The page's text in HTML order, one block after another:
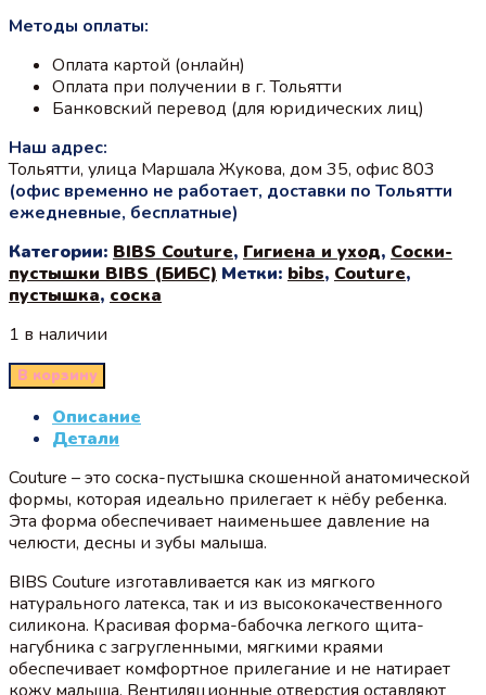
Методы оплаты:
Оплата картой (онлайн)
Оплата при получении в г. Тольятти
Банковский перевод (для юридических лиц)
Наш адрес:
Тольятти, улица Маршала Жукова, дом 35, офис 803
(офис временно не работает, доставки по Тольятти
ежедневные, бесплатные)
Категории: BIBS Couture, Гигиена и уход, Соски-
пустышки BIBS (БИБС) Метки: bibs, Couture,
пустышка, соска
1 в наличии
В корзину
Описание
Детали
Couture – это соска-пустышка скошенной анатомической
формы, которая идеально прилегает к нёбу ребенка.
Эта форма обеспечивает наименьшее давление на
челюсти, десны и зубы малыша.
BIBS Couture изготавливается как из мягкого
натурального латекса, так и из высококачественного
силикона. Красивая форма-бабочка легкого щита-
нагубника с загругленными, мягкими краями
обеспечивает комфортное прилегание и не натирает